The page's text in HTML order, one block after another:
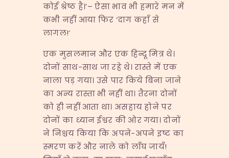
कोई श्रेष्ठ है।’– ऐसा भाव भी हमारे मन में
कभी नहीं आया फिर ‘दाग कहाँ से
लागल!’
एक मुसलमान और एक हिन्दू मित्र थे।
दोनों साथ-साथ जा रहे थे। रास्ते में एक
नाला पड़ गया। उसे पार किये बिना जाने
का अन्य रास्ता भी नहीं था। तैरना दोनों
को ही नहीं आता था। असहाय होने पर
दोनों का ध्यान ईश्वर की ओर गया। दोनों
ने निश्चय किया कि अपने-अपने इष्ट का
स्मरण करें और नाले को लाँघ जायँ!